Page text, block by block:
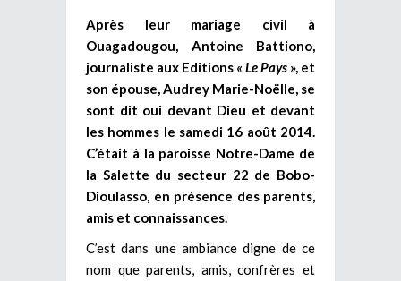
Après leur mariage civil à
Ouagadougou, Antoine Battiono,
journaliste aux Editions « Le Pays », et
son épouse, Audrey Marie-Noëlle, se
sont dit oui devant Dieu et devant
les hommes le samedi 16 août 2014.
C’était à la paroisse Notre-Dame de
la Salette du secteur 22 de Bobo-
Dioulasso, en présence des parents,
amis et connaissances.
C’est dans une ambiance digne de ce
nom que parents, amis, confrères et